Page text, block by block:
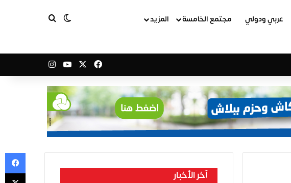
عربي ودولي مجتمع الخامسة المزيد الوضع المظلم
بحث عن
فيسبوك‫YouTube
انستقرام
آخر الأخبار
‫X